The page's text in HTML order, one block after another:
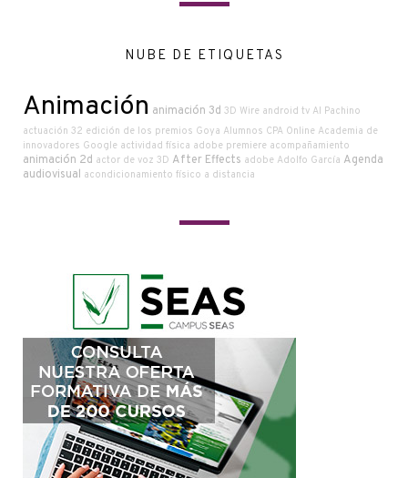
NUBE DE ETIQUETAS
Animación animación 3d 3D Wire android tv Al Pachino
actuación 32 edición de los premios Goya Alumnos CPA Online Academia de
innovadores Google actividad física adobe premiere acompañamiento
animación 2d actor de voz 3D After Effects adobe Adolfo García Agenda
audiovisual acondicionamiento físico a distancia